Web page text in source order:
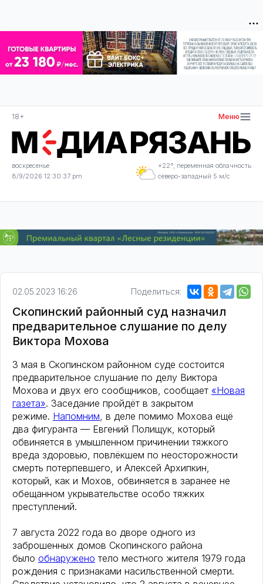
18+ Меню
воскресенье
8/9/2026 12:30:37 pm
+22°, переменная облачность
северо-западный 5 м/с
02.05.2023 16:26 Поделиться:
Скопинский районный суд назначил
предварительное слушание по делу
Виктора Мохова
3 мая в Скопинском районном суде состоится
предварительное слушание по делу Виктора
Мохова и двух его сообщников, сообщает «Новая
газета». Заседание пройдёт в закрытом
режиме. Напомним, в деле помимо Мохова ещё
два фигуранта — Евгений Полищук, который
обвиняется в умышленном причинении тяжкого
вреда здоровью, повлёкшем по неосторожности
смерть потерпевшего, и Алексей Архипкин,
который, как и Мохов, обвиняется в заранее не
обещанном укрывательстве особо тяжких
преступлений.
7 августа 2022 года во дворе одного из
заброшенных домов Скопинского района
было обнаружено тело местного жителя 1979 года
рождения с признаками насильственной смерти.